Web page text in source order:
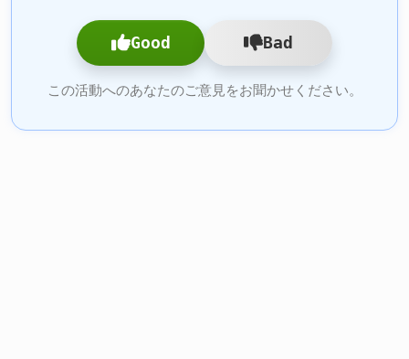
Good Bad
この活動へのあなたのご意見をお聞かせください。